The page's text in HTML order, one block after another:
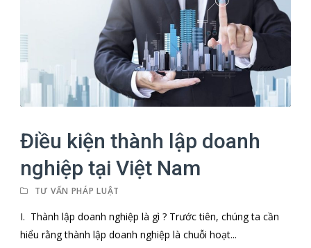
Điều kiện thành lập doanh
nghiệp tại Việt Nam
TƯ VẤN PHÁP LUẬT
I. Thành lập doanh nghiệp là gì ? Trước tiên, chúng ta cần
hiểu rằng thành lập doanh nghiệp là chuỗi hoạt...